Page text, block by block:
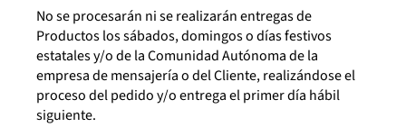
No se procesarán ni se realizarán entregas de
Productos los sábados, domingos o días festivos
estatales y/o de la Comunidad Autónoma de la
empresa de mensajería o del Cliente, realizándose el
proceso del pedido y/o entrega el primer día hábil
siguiente.